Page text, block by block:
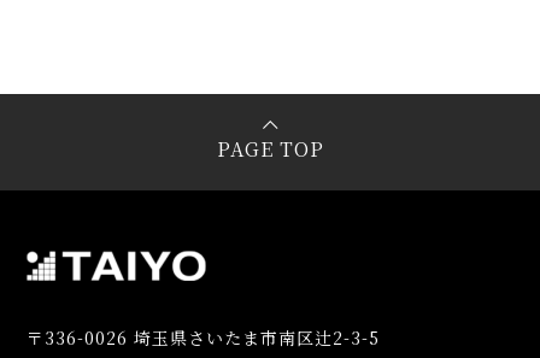
PAGE TOP
〒336-0026 埼玉県さいたま市南区辻2-3-5